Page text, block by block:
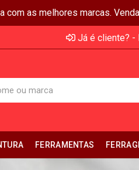
com as melhores marcas.
Já é cliente? -
FERRAMENTAS